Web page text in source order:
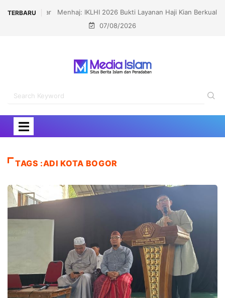
TERBARU
Menhaj: IKLHI 2026 Bukti Layanan Haji Kian Berkualitas
07/08/2026
TAGS :ADI KOTA BOGOR